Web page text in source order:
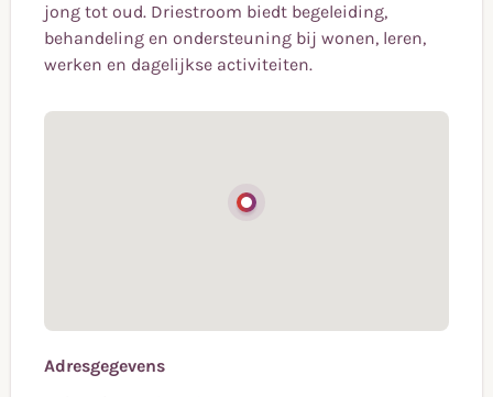
jong tot oud. Driestroom biedt begeleiding,
behandeling en ondersteuning bij wonen, leren,
werken en dagelijkse activiteiten.
Adresgegevens